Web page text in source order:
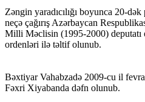
Zəngin yaradıcılığı boyunca 20-
neçə çağırış Azərbaycan
Milli Məclisin (1995-2000) deputatı
ordenləri ilə təltif olunub.
Bəxtiyar Vahabzadə 2009-cu il
Fəxri Xiyabanda dəfn olunub.